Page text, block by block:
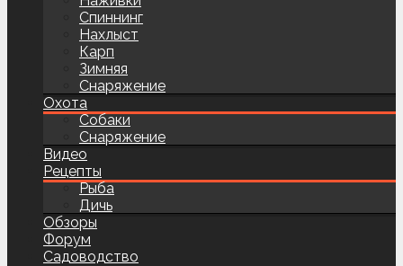
Спиннинг
Нахлыст
Карп
Зимняя
Снаряжение
Охота
Собаки
Снаряжение
Видео
Рецепты
Рыба
Дичь
Обзоры
Форум
Садоводство